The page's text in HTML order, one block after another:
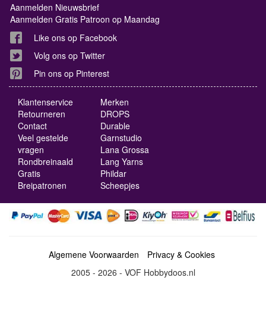
Aanmelden Nieuwsbrief
Aanmelden Gratis Patroon op Maandag
Like ons op Facebook
Volg ons op Twitter
Pin ons op Pinterest
Klantenservice
Retourneren
Contact
Veel gestelde
vragen
Rondbreinaald
Gratis
Breipatronen
Merken
DROPS
Durable
Garnstudio
Lana Grossa
Lang Yarns
Phildar
Scheepjes
Algemene Voorwaarden
Privacy & Cookies
2005 - 2026 - VOF Hobbydoos.nl